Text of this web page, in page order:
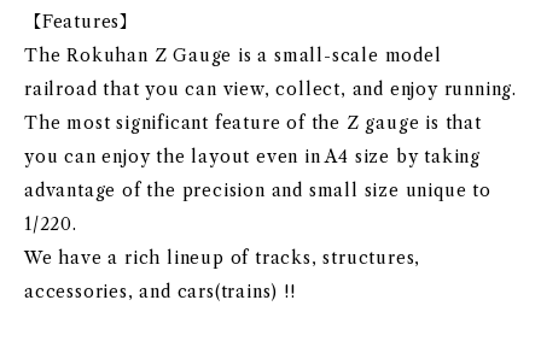
【Features】
The Rokuhan Z Gauge is a small-scale model
railroad that you can view, collect, and enjoy running.
The most significant feature of the Z gauge is that
you can enjoy the layout even in A4 size by taking
advantage of the precision and small size unique to
1/220.
We have a rich lineup of tracks, structures,
accessories, and cars(trains) !!